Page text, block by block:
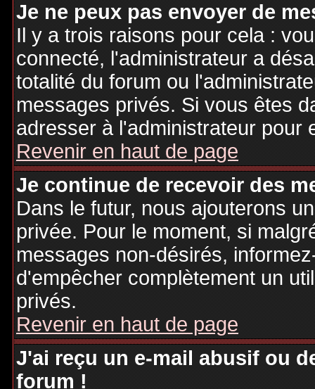
Je ne peux pas envoyer de
Il y a trois raisons pour cela :
connecté, l'administrateur a
totalité du forum ou
messages privés. Si vous êtes
adresser à l'administrateur pour
Revenir en haut de page
Je continue de recevoir des
Dans le futur, nous ajouterons
privée. Pour le moment, si
messages non-désirés,
d'empêcher complètement un
privés.
Revenir en haut de page
J'ai reçu un e-mail abusif ou
forum !